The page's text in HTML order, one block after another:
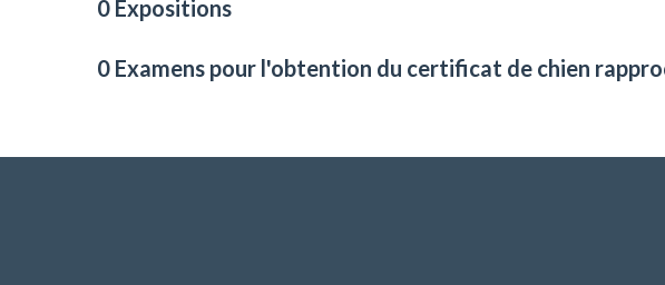
0 Expositions
0 Examens pour l'obtention du certificat de chien